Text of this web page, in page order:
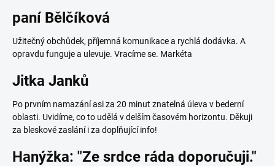
paní Bělčíková
Užitečný obchůdek, příjemná komunikace a rychlá dodávka. A
opravdu funguje a ulevuje. Vracíme se. Markéta
Jitka Janků
Po prvním namazání asi za 20 minut znatelná úleva v bederní
oblasti. Uvidíme, co to udělá v delším časovém horizontu. Děkuji
za bleskové zaslání i za doplňující info!
Hanýžka: "Ze srdce ráda doporučuji."